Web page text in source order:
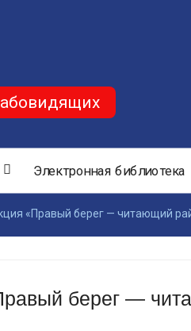
Электронная библиотека
«Правый берег — читающий
берег —